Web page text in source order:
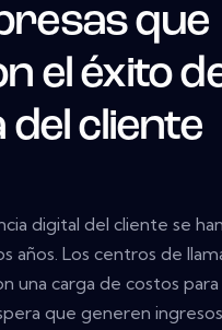
que
el éxito
cliente
digital del cliente se
años. Los centros de
una carga de costos para
que generen